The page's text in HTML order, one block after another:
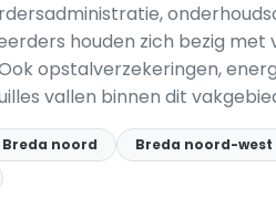
houden zich bezig
opstalverzekeringen,
vallen binnen dit
Breda noord Breda noord-west